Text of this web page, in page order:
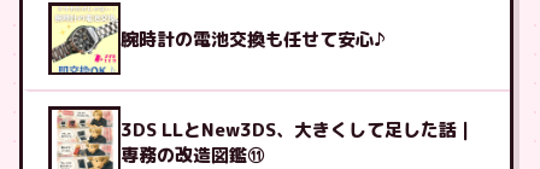
腕時計の電池交換も任せて安心♪
3DS LLとNew3DS、大きくして足した話｜
専務の改造図鑑⑪